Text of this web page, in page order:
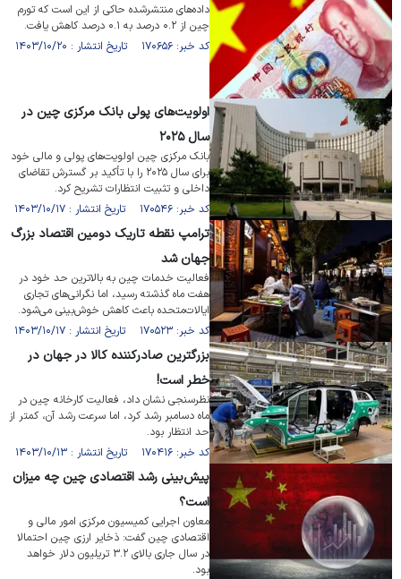
داده‌های منتشرشده حاکی از این است که تورم
چین از ۰.۲ درصد به ۰.۱ درصد کاهش یافت.
کد خبر: ۱۷۰۶۵۶ تاریخ انتشار : ۱۴۰۳/۱۰/۲۰
اولویت‌های پولی بانک مرکزی چین در
سال ۲۰۲۵
بانک مرکزی چین اولویت‌های پولی و مالی خود
برای سال ۲۰۲۵ را با تأکید بر گسترش تقاضای
داخلی و تثبیت انتظارات تشریح کرد.
کد خبر: ۱۷۰۵۴۶ تاریخ انتشار : ۱۴۰۳/۱۰/۱۷
ترامپ نقطه تاریک دومین اقتصاد بزرگ
جهان شد
فعالیت خدمات چین به بالاترین حد خود در
هفت ماه گذشته رسید، اما نگرانی‌های تجاری
ایالات‌متحده باعث کاهش خوش‌بینی می‌شود.
کد خبر: ۱۷۰۵۲۳ تاریخ انتشار : ۱۴۰۳/۱۰/۱۷
بزرگترین صادرکننده کالا در جهان در
خطر است!
نظرسنجی نشان داد، فعالیت کارخانه چین در
ماه دسامبر رشد کرد، اما سرعت رشد آن، کمتر از
حد انتظار بود.
کد خبر: ۱۷۰۴۱۶ تاریخ انتشار : ۱۴۰۳/۱۰/۱۳
پیش‌بینی رشد اقتصادی چین چه میزان
است؟
معاون اجرایی کمیسیون مرکزی امور مالی و
اقتصادی چین گفت: ذخایر ارزی چین احتمالا
در سال جاری بالای ۳.۲ تریلیون دلار خواهد
بود.